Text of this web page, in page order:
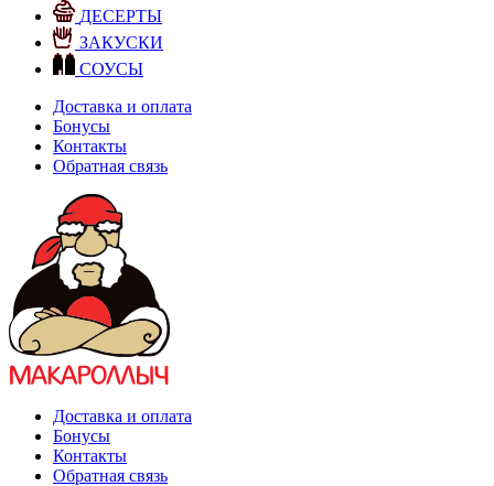
ДЕСЕРТЫ
ЗАКУСКИ
СОУСЫ
Доставка и оплата
Бонусы
Контакты
Обратная связь
Доставка и оплата
Бонусы
Контакты
Обратная связь